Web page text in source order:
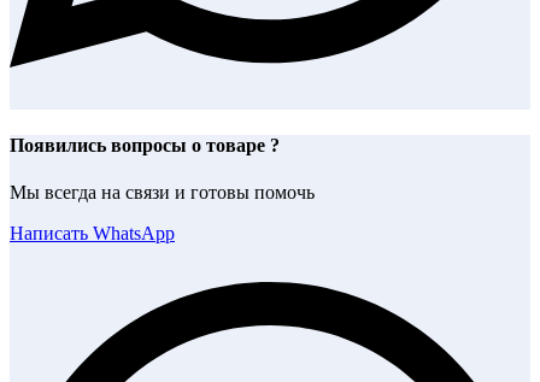
Появились вопросы о товаре ?
Мы всегда на связи и готовы помочь
Написать WhatsApp